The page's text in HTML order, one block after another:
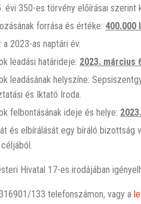
350-es törvény előírásai szerint
forrása és értéke: 400.000
2023-as naptári év.
leadási határideje: 2023. március
leadásának helyszíne:
és Iktató Iroda.
felbontásának ideje és helye:
és elbírálását egy bíráló bizottság
Hivatal 17-es irodájában
133 telefonszámon, vagy a